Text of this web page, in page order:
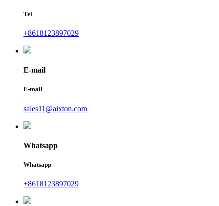
Tel
+8618123897029
E-mail
E-mail
sales11@aixton.com
Whatsapp
Whatsapp
+8618123897029